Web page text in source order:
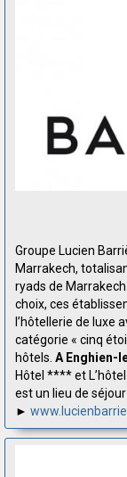
Groupe Lucien
Marrakech,
ryads de
choix, ces
l’hôtellerie de luxe
catégorie « cinq
hôtels. A Enghien-
Hôtel **** et
est un lieu de
►